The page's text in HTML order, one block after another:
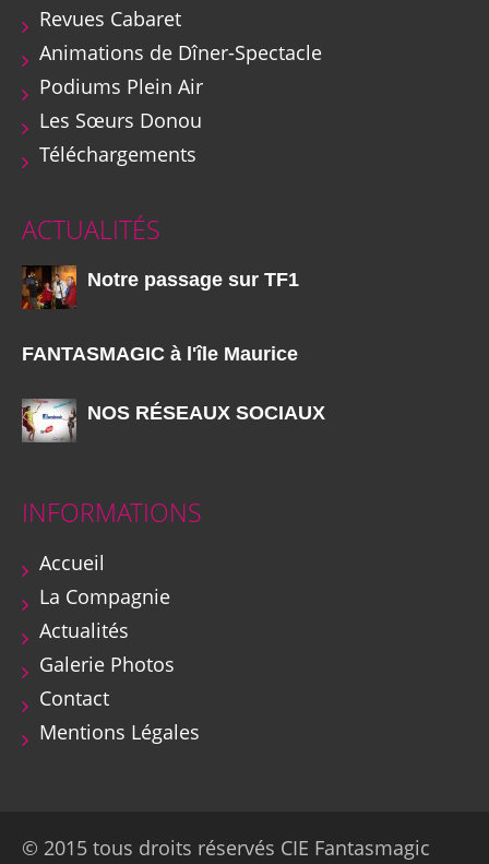
Revues Cabaret
Animations de Dîner-Spectacle
Podiums Plein Air
Les Sœurs Donou
Téléchargements
ACTUALITÉS
Notre passage sur TF1
FANTASMAGIC à l'île Maurice
NOS RÉSEAUX SOCIAUX
INFORMATIONS
Accueil
La Compagnie
Actualités
Galerie Photos
Contact
Mentions Légales
© 2015 tous droits réservés CIE Fantasmagic